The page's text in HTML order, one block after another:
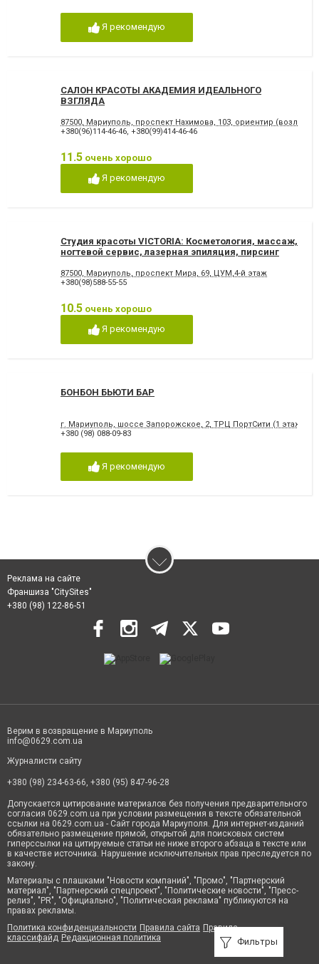
Я рекомендую
САЛОН КРАСОТЫ АКАДЕМИЯ ИДЕАЛЬНОГО
ВЗГЛЯДА
87500, Мариуполь, проспект Нахимова, 103, ориентир (возле
+380(96)114-46-46, +380(99)414-46-46
11.5 очень хорошо
Я рекомендую
Студия красоты VICTORIA: Косметология, массаж,
ногтевой сервис, лазерная эпиляция, пирсинг
87500, Мариуполь, проспект Мира, 69, ЦУМ,4-й этаж
+380(98)588-55-55
10.5 очень хорошо
Я рекомендую
БОНБОН БЬЮТИ БАР
г. Мариуполь, шоссе Запорожское, 2, ТРЦ ПортСити (1 этаж)
+380 (98) 088-09-83
Я рекомендую
Фильтры
Реклама на сайте
Франшиза "CitySites"
+380 (98) 122-86-51
Верим в возвращение в Мариуполь
info@0629.com.ua
Журналисти сайту
+380 (98) 234-63-66, +380 (95) 847-96-28
Допускается цитирование материалов без получения предварительного
согласия 0629.com.ua при условии размещения в тексте обязательной
ссылки на 0629.com.ua - Сайт города Мариуполя. Для интернет-изданий
обязательно размещение прямой, открытой для поисковых систем
гиперссылки на цитируемые статьи не ниже второго абзаца в тексте или
в качестве источника. Нарушение исключительных прав преследуется по
закону.
Материалы с плашками "Новости компаний", "Промо", "Партнерский
материал", "Партнерский спецпроект", "Политические новости", "Пресс-
релиз", "PR", "Официально", "Политическая реклама" публикуются на
правах рекламы.
Политика конфиденциальности Правила сайта Правила
классифайд Редакционная политика